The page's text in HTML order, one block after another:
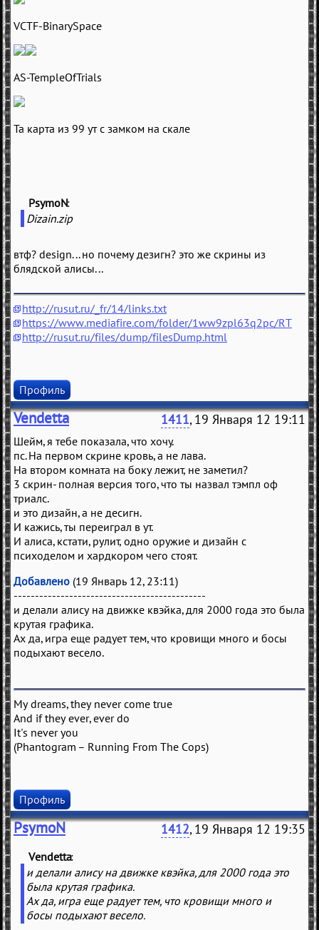
VCTF-BinarySpace
AS-TempleOfTrials
Та карта из 99 ут с замком на скале
PsymoN
Dizain.zip
втф? design... но почему дезигн? это же скрины из
блядской алисы...
http://rusut.ru/_fr/14/links.txt
https://www.mediafire.com/folder/1ww9zpl63q2pc/RT
http://rusut.ru/files/dump/filesDump.html
Профиль
Vendetta 1411, 19 Января 12 19:11
Шейм, я тебе показала, что хочу.
пс. На первом скрине кровь, а не лава.
На втором комната на боку лежит, не заметил?
3 скрин- полная версия того, что ты назвал тэмпл оф
триалс.
и это дизайн, а не десигн.
И кажись, ты переиграл в ут.
И алиса, кстати, рулит, одно оружие и дизайн с
психоделом и хардкором чего стоят.
Добавлено (19 Январь 12, 23:11)
---------------------------------------------
и делали алису на движке квэйка, для 2000 года это была
крутая графика.
Ах да, игра еще радует тем, что кровищи много и босы
подыхают весело.
My dreams, they never come true
And if they ever, ever do
It's never you
(Phantogram – Running From The Cops)
Профиль
PsymoN 1412, 19 Января 12 19:35
Vendetta
и делали алису на движке квэйка, для 2000 года это
была крутая графика.
Ах да, игра еще радует тем, что кровищи много и
босы подыхают весело.